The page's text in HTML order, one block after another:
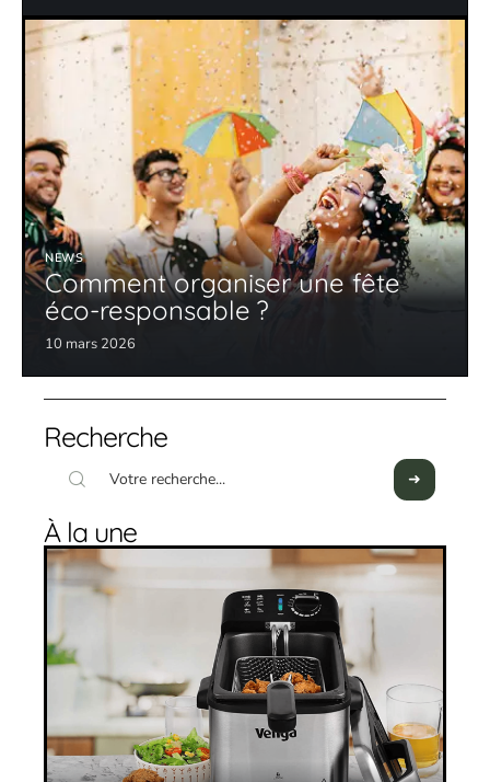
NEWS
Comment organiser une fête
éco-responsable ?
10 mars 2026
Recherche
À la une